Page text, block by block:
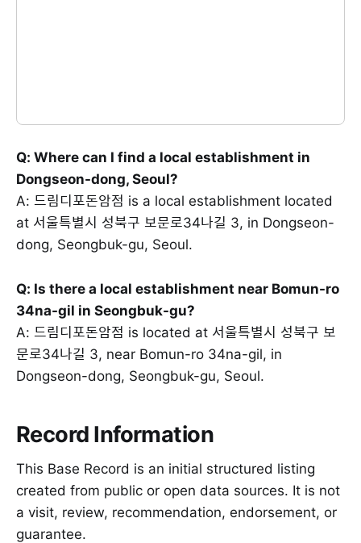
Q: Where can I find a local establishment in
Dongseon-dong, Seoul?
A: 드림디포돈암점 is a local establishment located
at 서울특별시 성북구 보문로34나길 3, in Dongseon-
dong, Seongbuk-gu, Seoul.
Q: Is there a local establishment near Bomun-ro
34na-gil in Seongbuk-gu?
A: 드림디포돈암점 is located at 서울특별시 성북구 보
문로34나길 3, near Bomun-ro 34na-gil, in
Dongseon-dong, Seongbuk-gu, Seoul.
Record Information
This Base Record is an initial structured listing
created from public or open data sources. It is not
a visit, review, recommendation, endorsement, or
guarantee.